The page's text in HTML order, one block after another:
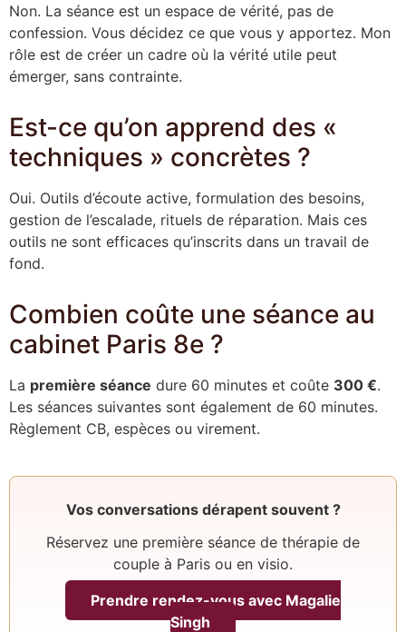
Non. La séance est un espace de vérité, pas de
confession. Vous décidez ce que vous y apportez. Mon
rôle est de créer un cadre où la vérité utile peut
émerger, sans contrainte.
Est-ce qu’on apprend des «
techniques » concrètes ?
Oui. Outils d’écoute active, formulation des besoins,
gestion de l’escalade, rituels de réparation. Mais ces
outils ne sont efficaces qu’inscrits dans un travail de
fond.
Combien coûte une séance au
cabinet Paris 8e ?
La première séance dure 60 minutes et coûte 300 €.
Les séances suivantes sont également de 60 minutes.
Règlement CB, espèces ou virement.
Vos conversations dérapent souvent ?
Réservez une première séance de thérapie de
couple à Paris ou en visio.
Prendre rendez-vous avec Magalie
Singh